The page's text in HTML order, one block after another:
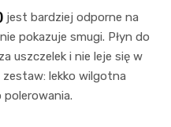
jest bardziej odporne na
pokazuje smugi. Płyn do
uszczelek i nie leje się w
lekko wilgotna
polerowania.